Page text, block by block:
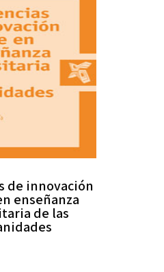
de innovación
enseñanza
de las